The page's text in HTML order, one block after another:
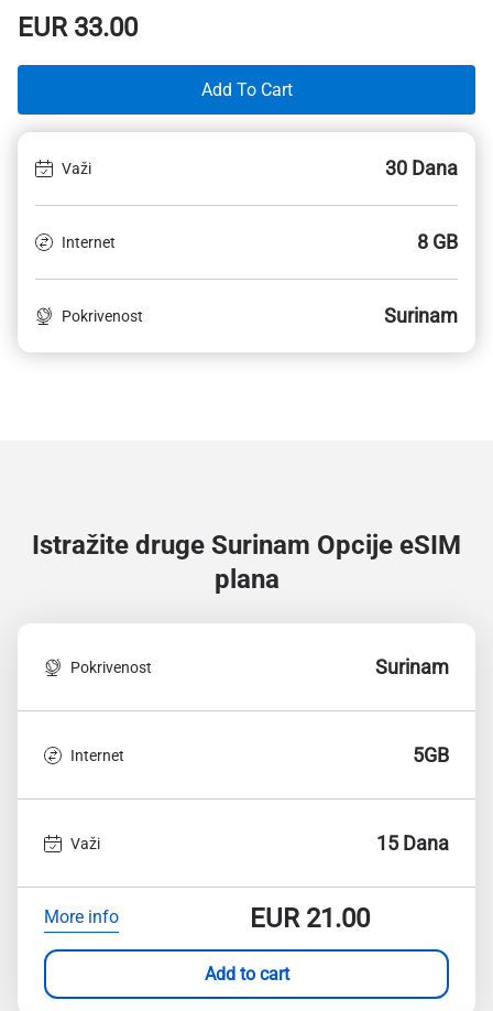
EUR33.00
Add To Cart
Važi 30 Dana
Internet 8 GB
Pokrivenost Surinam
Istražite druge Surinam Opcije eSIM
plana
Pokrivenost Surinam
Internet 5GB
Važi 15 Dana
More info EUR21.00
Add to cart